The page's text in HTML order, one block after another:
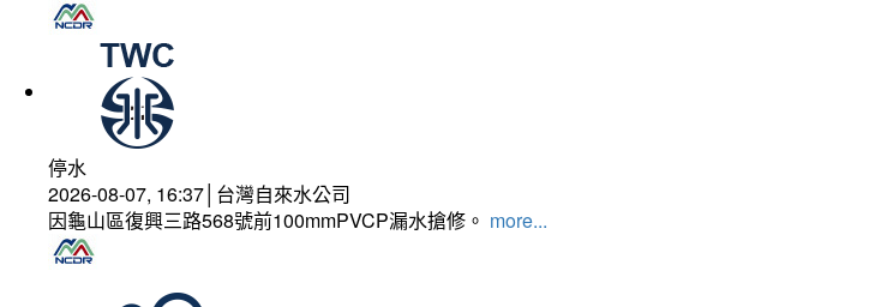
停水
2026-08-07, 16:37│台灣自來水公司
因龜山區復興三路568號前100mmPVCP漏水搶修。 more...